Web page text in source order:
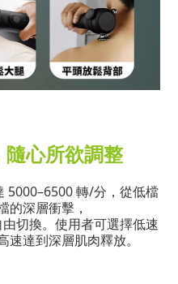
心所欲調整
5000–6500 轉/分，從低檔
的深層衝擊，
切換。使用者可選擇低速
達到深層肌肉釋放。